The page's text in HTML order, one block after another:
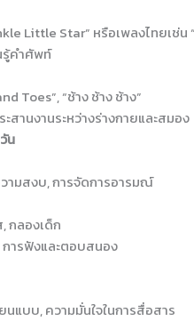
Little Star” หรือเพลงไทยเช่น
รู้คำศัพท์
Toes”, “ช้าง ช้าง ช้าง”
านงานระหว่างร่างกายและสมอง
น
ามสงบ, การจัดการอารมณ์
กลองเด็ก
ารฟังและตอบสนอง
แบบ, ความมั่นใจในการสื่อสาร